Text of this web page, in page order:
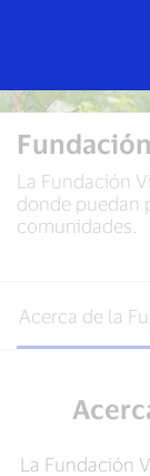
La Fundación
donde puedan
comunidades.
Acerca de la
La Fundación